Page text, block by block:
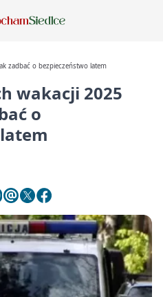
zadbać o bezpieczeństwo latem
wakacji 2025
o